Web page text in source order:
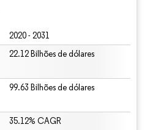
2020 - 2031
22.12 Bilhões de dólares
99.63 Bilhões de dólares
35.12% CAGR